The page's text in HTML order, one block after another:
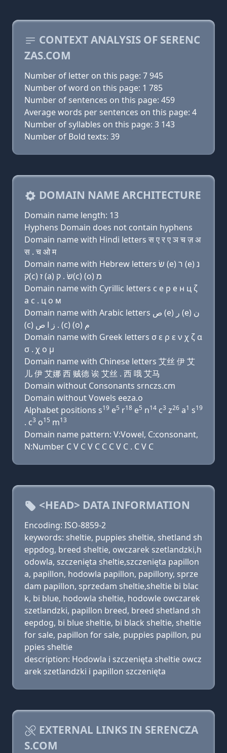
CONTEXT ANALYSIS OF SERENC
ZAS.COM
Number of letter on this page: 7 945
Number of word on this page: 1 785
Number of sentences on this page: 459
Average words per sentences on this page: 4
Number of syllables on this page: 3 143
Number of Bold texts: 39
DOMAIN NAME ARCHITECTURE
Domain name length: 13
Hyphens Domain does not contain hyphens
Domain name with Hindi letters स ए र ए ञ च ज़ अ
स . च ओ म
Domain name with Hebrew letters שׂ (e) ר (e) נ
ק(c) ז (a) שׂ . ק(c) (ο) מ
Domain name with Cyrillic letters с e р e н ц ζ
a с . ц о м
Domain name with Arabic letters ﺹ (e) ﺭ (e) ﻥ
(c) ﺯ ﺍ ﺹ . (c) (o) ﻡ
Domain name with Greek letters σ ε ρ ε ν χ ζ α
σ . χ ο μ
Domain name with Chinese letters 艾丝 伊 艾
儿 伊 艾娜 西 贼德 诶 艾丝 . 西 哦 艾马
Domain without Consonants srnczs.cm
Domain without Vowels eeza.o
Alphabet positions s19 e5 r18 e5 n14 c3 z26 a1 s19
. c3 o15 m13
Domain name pattern: V:Vowel, C:consonant,
N:Number C V C V C C C V C . C V C
<HEAD> DATA INFORMATION
Encoding: ISO-8859-2
keywords: sheltie, puppies sheltie, shetland sh
eppdog, breed sheltie, owczarek szetlandzki,h
odowla, szczenięta sheltie,szczenięta papillon
a, papillon, hodowla papillon, papillony, sprze
dam papillon, sprzedam sheltie,sheltie bi blac
k, bi blue, hodowla sheltie, hodowle owczarek
szetlandzki, papillon breed, breed shetland sh
eepdog, bi blue sheltie, bi black sheltie, sheltie
for sale, papillon for sale, puppies papillon, pu
ppies sheltie
description: Hodowla i szczenięta sheltie owcz
arek szetlandzki i papillon szczenięta
EXTERNAL LINKS IN SERENCZA
S.COM